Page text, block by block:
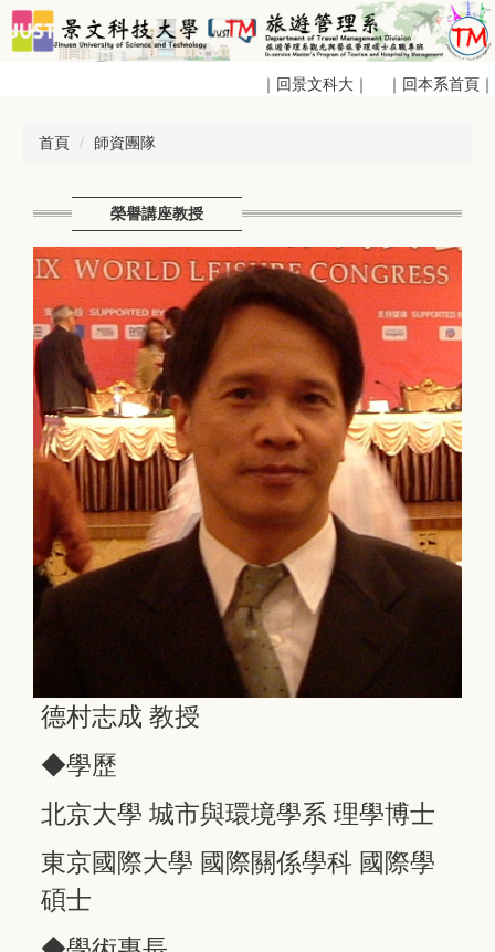
跳
到
｜回景文科大｜ ｜回本系首頁｜
首頁 師資團隊
榮譽講座教授
德村志成 教授
◆學歷
北京大學 城市與環境學系 理學博士
東京國際大學 國際關係學科 國際學
碩士